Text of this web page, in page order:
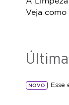
Veja
NOVO Esse